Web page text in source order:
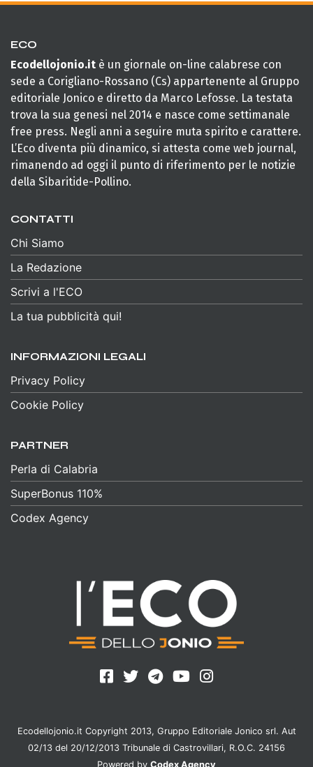
ECO
Ecodellojonio.it è un giornale on-line calabrese con
sede a Corigliano-Rossano (Cs) appartenente al Gruppo
editoriale Jonico e diretto da Marco Lefosse. La testata
trova la sua genesi nel 2014 e nasce come settimanale
free press. Negli anni a seguire muta spirito e carattere.
L’Eco diventa più dinamico, si attesta come web journal,
rimanendo ad oggi il punto di riferimento per le notizie
della Sibaritide-Pollino.
CONTATTI
Chi Siamo
La Redazione
Scrivi a l'ECO
La tua pubblicità qui!
INFORMAZIONI LEGALI
Privacy Policy
Cookie Policy
PARTNER
Perla di Calabria
SuperBonus 110%
Codex Agency
Ecodellojonio.it Copyright 2013, Gruppo Editoriale Jonico srl. Aut
02/13 del 20/12/2013 Tribunale di Castrovillari, R.O.C. 24156
Powered by Codex Agency